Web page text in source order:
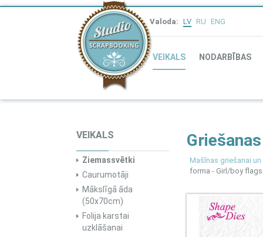
Valoda: LV RU ENG
VEIKALS NODARBĪBAS
VEIKALS
Ziemassvētki
Caurumotāji
Mākslīgā āda
(50x70cm)
Folija karstai
uzklāšanai
Mašīnas griešanai
forma - Girl/boy flags